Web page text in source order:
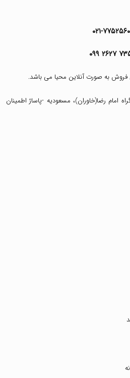
۷۷۵۲۵۶۰۲
۲۶۲۷ ۷۳۵۵
فروش به صورت آنلاین محیا می باشد.
امام رضا(خاوران)، مسعودیه -پاساژ اطمینان